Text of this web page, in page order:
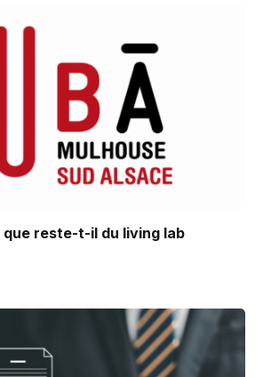
que reste-t-il du living lab